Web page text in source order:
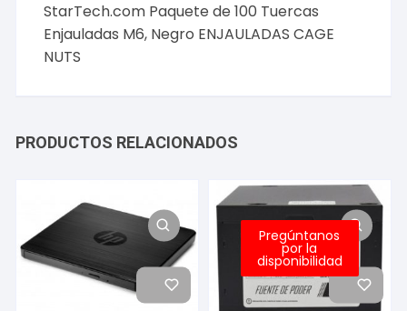
StarTech.com Paquete de 100 Tuercas
Enjauladas M6, Negro ENJAULADAS CAGE
NUTS
PRODUCTOS RELACIONADOS
Pregúntanos
por la
disponibilidad